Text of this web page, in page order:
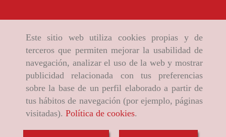
Este sitio web utiliza cookies propias y de
terceros que permiten mejorar la usabilidad de
navegación, analizar el uso de la web y mostrar
publicidad relacionada con tus preferencias
sobre la base de un perfil elaborado a partir de
tus hábitos de navegación (por ejemplo, páginas
visitadas). Política de cookies.